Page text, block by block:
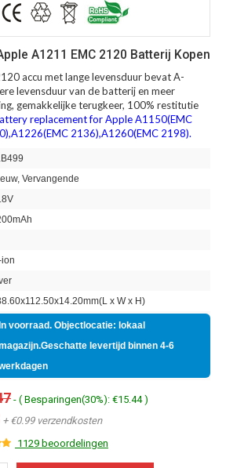
A1211 EMC 2120 Batterij Kopen
accu met lange levensduur bevat A-
levensduur van de batterij en meer
gemakkelijke terugkeer, 100% restitutie
replacement for Apple A1150(EMC
2136),A1260(EMC 2198).
Vervangende
ion
x W x H)
In voorraad. Objectlocatie: lokaal
levertijd binnen 4-6
- ( Besparingen(30%): €15.44 )
+ €0.99 verzendkosten
1129 beoordelingen